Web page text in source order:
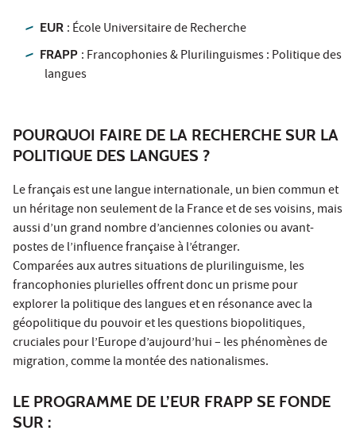
EUR : École Universitaire de Recherche
FRAPP : Francophonies & Plurilinguismes : Politique des
langues
POURQUOI FAIRE DE LA RECHERCHE SUR LA
POLITIQUE DES LANGUES ?
Le français est une langue internationale, un bien commun et
un héritage non seulement de la France et de ses voisins, mais
aussi d’un grand nombre d’anciennes colonies ou avant-
postes de l’influence française à l’étranger.
Comparées aux autres situations de plurilinguisme, les
francophonies plurielles offrent donc un prisme pour
explorer la politique des langues et en résonance avec la
géopolitique du pouvoir et les questions biopolitiques,
cruciales pour l’Europe d’aujourd’hui – les phénomènes de
migration, comme la montée des nationalismes.
LE PROGRAMME DE L’EUR FRAPP SE FONDE
SUR :